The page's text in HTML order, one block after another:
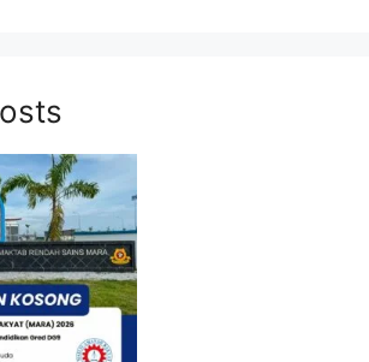
warganegara Malaysia
tarikh tutup permohonan
dan melepasi syarat-syarat
yang telah ditetapkan bagi
yang hendak dipohon, Sila
lampiran yang kami telah
seperti berikut.